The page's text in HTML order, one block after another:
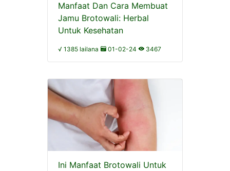
Manfaat Dan Cara Membuat
Jamu Brotowali: Herbal
Untuk Kesehatan
√ 1385 lailana 01-02-24 3467
Ini Manfaat Brotowali Untuk